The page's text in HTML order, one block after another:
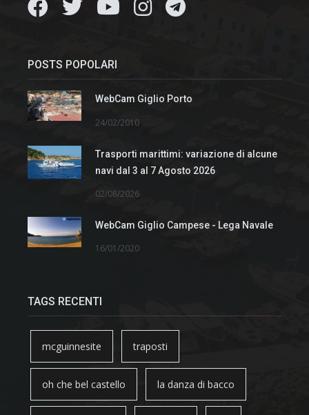
POSTS POPOLARI
WebCam Giglio Porto
24/02/2010
Trasporti marittimi: variazione di alcune
navi dal 3 al 7 Agosto 2026
02/08/2026
WebCam Giglio Campese - Lega Navale
16/01/2020
TAGS RECENTI
mcguinnesite traposti
oh che bel castello la danza di bacco